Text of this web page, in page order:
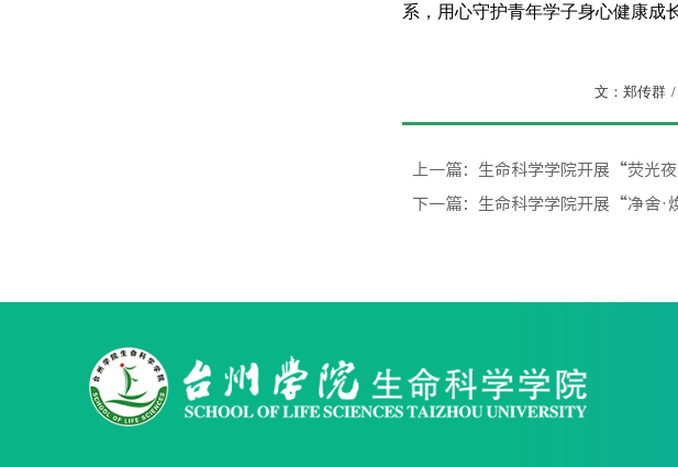
系，用心守护青年学子身心健康成
文：郑传群 /
上一篇：生命科学学院开展“荧光
下一篇：生命科学学院开展“净舍·